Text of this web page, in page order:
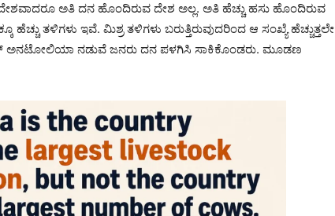
ಅತಿ ದನ ಹೊಂದಿರುವ ದೇಶ ಅಲ್ಲ. ಅತಿ ಹೆಚ್ಚು ಹಸು ಹೊಂದಿರುವ
ಹೆಚ್ಚು ತಳಿಗಳು ಇವೆ. ಮಿಶ್ರ ತಳಿಗಳು ಬರುತ್ತಿರುವುದರಿಂದ ಆ ಸಂಖ್ಯೆ ಹೆಚ್ಚುತ್ತಲೇ
ಅನಟೋಲಿಯಾ ನಡುವೆ ಜನರು ದನ ಪಳಗಿಸಿ ಸಾಕಿಕೊಂಡರು. ಮೂಡಣ